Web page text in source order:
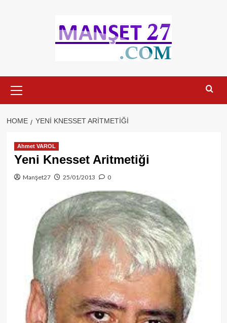
Menu
HOME YENI KNESSET ARITMETIĞI
Ahmet VAROL
Yeni Knesset Aritmetiği
Manşet27 25/01/2013 0